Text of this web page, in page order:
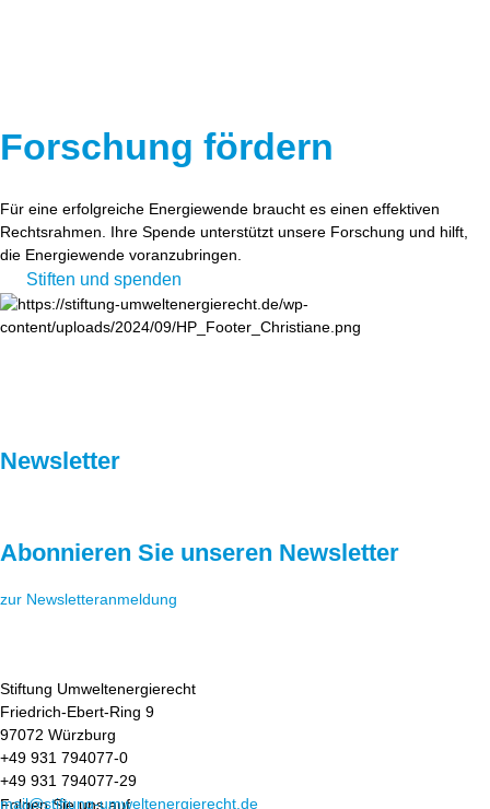
Forschung fördern
Für eine erfolgreiche Energiewende braucht es einen effektiven
Rechtsrahmen. Ihre Spende unterstützt unsere Forschung und hilft,
die Energiewende voranzubringen.
Stiften und spenden
Newsletter
Abonnieren Sie unseren Newsletter
zur Newsletteranmeldung
Stiftung Umweltenergierecht
Friedrich-Ebert-Ring 9
97072 Würzburg
+49 931 794077-0
+49 931 794077-29
mail@stiftung-umweltenergierecht.de
Folgen Sie uns auf